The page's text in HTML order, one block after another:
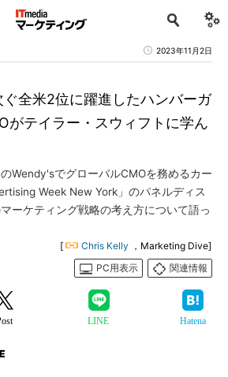
2023年11月2日
全米2位に躍進したハンバーガ
がテイラー・スウィフトに学ん
Wendy'sでグローバルCMOを務めるカー
Week New York」のパネルディス
ーケティング戦略の考え方について語っ
[ Chris Kelly ，Marketing Dive]
PC用表示
関連情報
LINE Hatena